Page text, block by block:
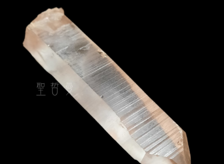
NT$80/pesanan | Penghantaran percuma untuk pesanan
NT$3,000 atau lebih
郵局幫你送（離島）
NT$80/pesanan | Penghantaran percuma untuk pesanan
NT$3,000 atau lebih
付款後門市自取
Penghantaran percuma